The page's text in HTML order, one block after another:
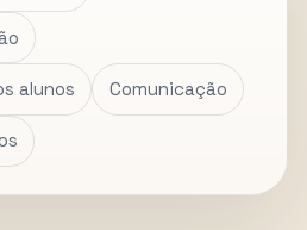
alunos Comunicação